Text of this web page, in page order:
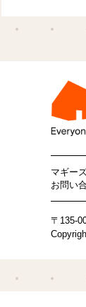
マギー
お問い
〒135-